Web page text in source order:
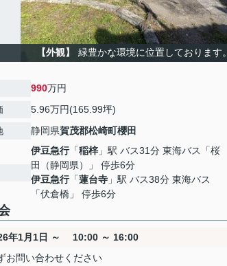
【外観】 緑豊かな環境に位置しております。
990万円
5.96万円(165.99坪)
静岡県賀茂郡松崎町櫻田
伊豆急行「稲梓 」駅 バス31分 東海バス「桜
田（静岡県）」 停歩6分
伊豆急行「蓮台寺 」駅 バス38分 東海バス
「伏倉橋」 停歩6分
年1月1日 ～ 10:00 ～ 16:00
お問い合わせください